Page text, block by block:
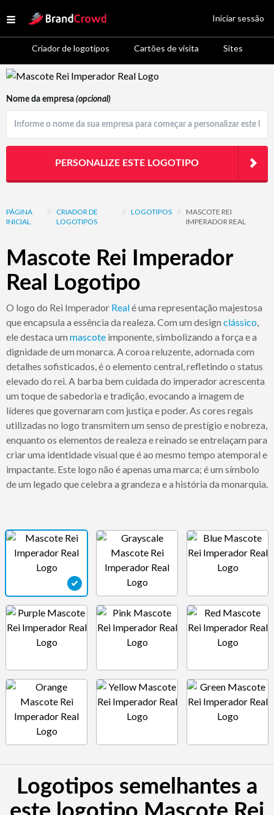
Open menu
Site Logo
Criador de logotipos Cartões de visita Sites
Iniciar sessão
Logo Template Preview
PÁGINA
INICIAL
// CRIADOR DE
LOGOTIPOS
// LOGOTIPOS // MASCOTE REI
IMPERADOR REAL
Mascote Rei Imperador
Real Logotipo
O logo do Rei Imperador Realé uma representação majestosa
que encapsula a essência da realeza. Com um design clássico,
ele destaca um mascote imponente, simbolizando a força e a
dignidade de um monarca. A coroa reluzente, adornada com
detalhes sofisticados, é o elemento central, refletindo o status
elevado do rei. A barba bem cuidada do imperador acrescenta
um toque de sabedoria e tradição, evocando a imagem de
líderes que governaram com justiça e poder. As cores regais
utilizadas no logo transmitem um senso de prestígio e nobreza,
enquanto os elementos de realeza e reinado se entrelaçam para
criar uma identidade visual que é ao mesmo tempo atemporal e
impactante. Este logo não é apenas uma marca; é um símbolo
de um legado que celebra a grandeza e a história da monarquia.
Nome da empresa (opcional)
PERSONALIZE ESTE LOGOTIPO
Logotipos semelhantes a